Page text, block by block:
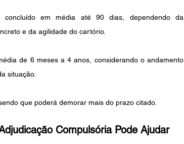
em média até 90 dias, dependendo da
e da agilidade do cartório.
de 6 meses a 4 anos, considerando o andamento
situação.
que poderá demorar mais do prazo citado.
Compulsória Pode Ajudar